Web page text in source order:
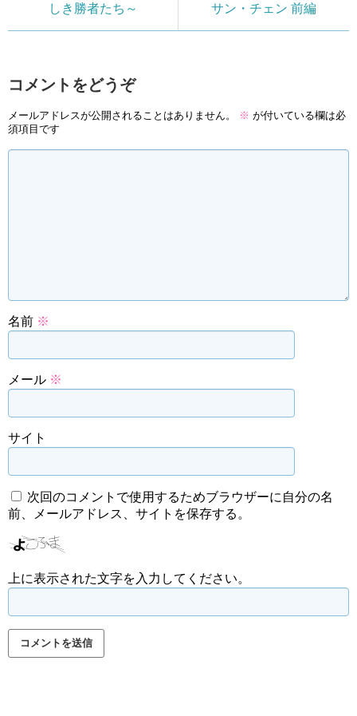
しき勝者たち～
サン・チェン 前編
コメントをどうぞ
メールアドレスが公開されることはありません。 ※ が付いている欄は必
須項目です
名前 ※
メール ※
サイト
次回のコメントで使用するためブラウザーに自分の名
前、メールアドレス、サイトを保存する。
上に表示された文字を入力してください。